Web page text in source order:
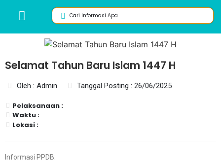
Selamat Tahun Baru Islam 1447 H
Oleh : Admin Tanggal Posting : 26/06/2025
Pelaksanaan :
Waktu :
Lokasi :
Informasi PPDB: